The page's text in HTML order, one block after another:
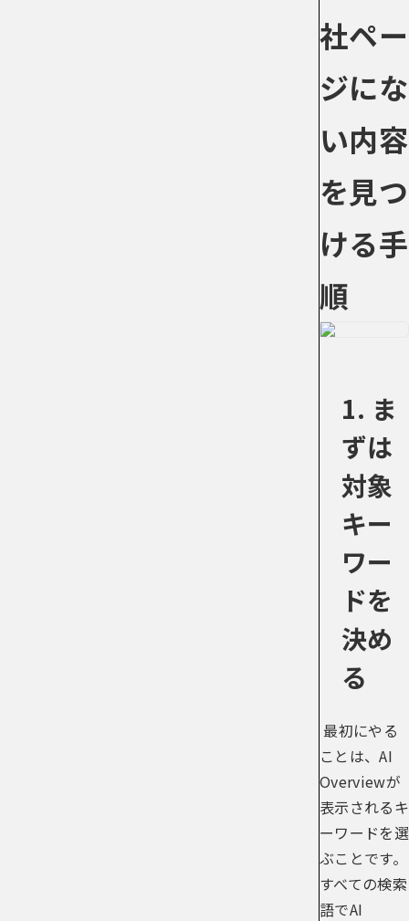
社ペー
ジにな
い内容
を見つ
ける手
順
1. ま
ずは
対象
キー
ワー
ドを
決め
る
最初にやる
ことは、AI
Overviewが
表示されるキ
ーワードを選
ぶことです。
すべての検索
語でAI